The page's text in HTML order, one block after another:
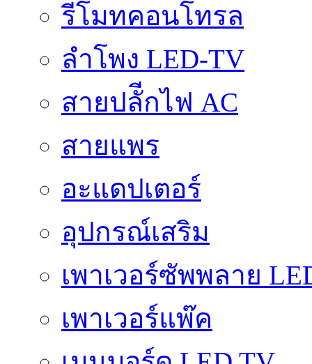
รีโมทคอนโทรล
ลำโพง LED-TV
สายปลัีกไฟ AC
สายแพร
อะแดปเตอร์
อุปกรณ์เสริม
เพาเวอร์ซัพพลาย
เพาเวอร์แพ๊ค